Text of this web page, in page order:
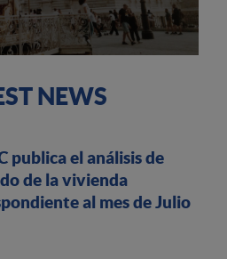
NEWS
publica el análisis de
de la vivienda
al mes de Julio